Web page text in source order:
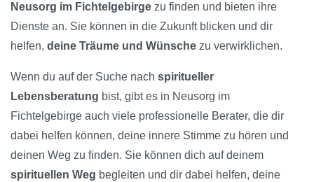
Neusorg im Fichtelgebirge zu finden und bieten ihre
Dienste an. Sie können in die Zukunft blicken und dir
helfen, deine Träume und Wünsche zu verwirklichen.
Wenn du auf der Suche nach spiritueller
Lebensberatung bist, gibt es in Neusorg im
Fichtelgebirge auch viele professionelle Berater, die dir
dabei helfen können, deine innere Stimme zu hören und
deinen Weg zu finden. Sie können dich auf deinem
spirituellen Weg begleiten und dir dabei helfen, deine